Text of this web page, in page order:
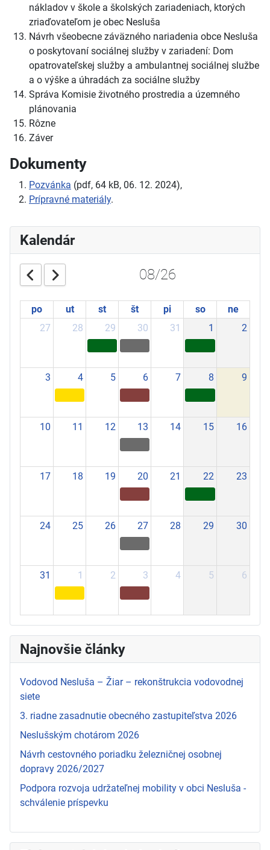
nákladov v škole a školských zariadeniach, ktorých
zriaďovateľom je obec Nesluša
Návrh všeobecne záväzného nariadenia obce Nesluša
o poskytovaní sociálnej služby v zariadení: Dom
opatrovateľskej služby a ambulantnej sociálnej službe
a o výške a úhradách za sociálne služby
Správa Komisie životného prostredia a územného
plánovania
Rôzne
Záver
Dokumenty
Pozvánka (pdf, 64 kB, 06. 12. 2024),
Prípravné materiály.
Kalendár
08/26
po ut st št pi so
ne
27
28 29 30 31 1 2
3 4 5 6 7 8 9
10 11 12 13 14 15 16
17 18 19 20 21 22 23
24 25 26 27 28 29 30
31 1 2 3 4 5 6
Najnovšie články
Vodovod Nesluša – Žiar – rekonštrukcia vodovodnej
siete
3. riadne zasadnutie obecného zastupiteľstva 2026
Neslušským chotárom 2026
Návrh cestovného poriadku železničnej osobnej
dopravy 2026/2027
Podpora rozvoja udržateľnej mobility v obci Nesluša -
schválenie príspevku